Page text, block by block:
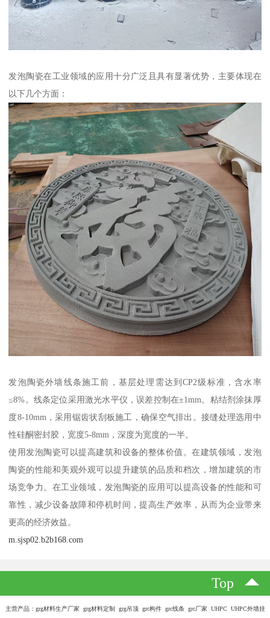
发泡陶瓷在工业领域的应用十分广泛且具有显著优势，主要体现在
以下几个方面：
发泡陶瓷外墙线条施工前，基层处理需达到CP2级标准，含水率
≤8%。线条定位采用激光水平仪，误差控制在±1mm。粘结剂涂抹厚
度8-10mm，采用锯齿状刮板施工，确保空气排出。接缝处理选用中
性硅酮密封胶，宽度5-8mm，深度为宽度的一半。
使用发泡陶瓷可以提高建筑和设备的整体价值。在建筑领域，发泡
陶瓷的性能和美观外观可以提升建筑的品质和档次，增加建筑的市
场竞争力。在工业领域，发泡陶瓷的应用可以提高设备的性能和可
靠性，减少设备故障和停机时间，提高生产效率，从而为企业带来
更高的经济效益。
m.sjsp02.b2b168.com
Top
主营产品：grg材料生产厂家 grg材料定制 grg吊顶 grc构件 grc线条 grc厂家 UHPC UHPC外墙挂